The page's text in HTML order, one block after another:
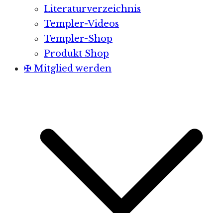
Literaturverzeichnis
Templer-Videos
Templer-Shop
Produkt Shop
✠ Mitglied werden